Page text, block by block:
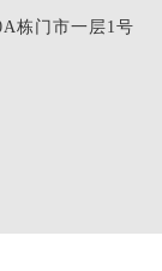
栋门市一层1号